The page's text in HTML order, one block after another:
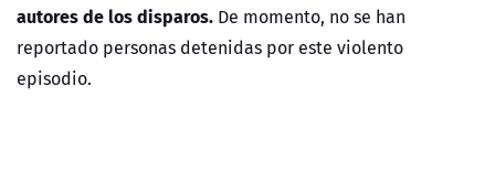
autores de los disparos. De momento, no se han
reportado personas detenidas por este violento
episodio.